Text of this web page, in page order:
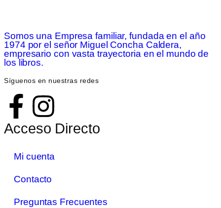
Somos una Empresa familiar, fundada en el año
1974 por el señor Miguel Concha Caldera,
empresario con vasta trayectoria en el mundo de
los libros.
Síguenos en nuestras redes
Acceso Directo
Mi cuenta
Contacto
Preguntas Frecuentes